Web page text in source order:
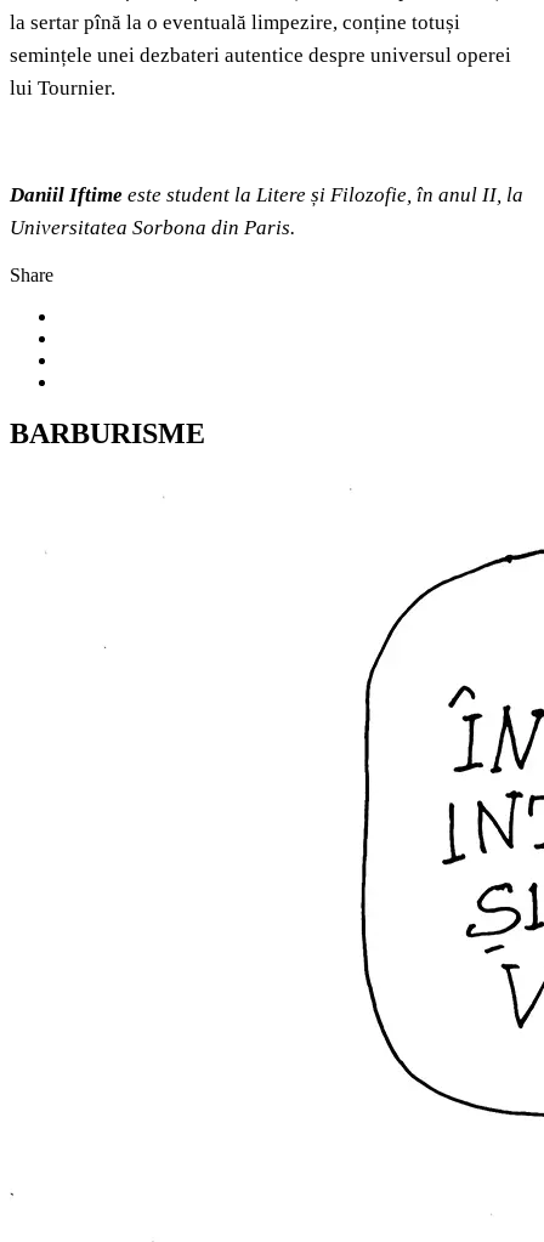
la sertar pînă la o eventuală limpezire, conține totuși
semințele unei dezbateri autentice despre universul operei
lui Tournier.
Daniil Iftime este student la Litere și Filozofie, în anul II, la
Universitatea Sorbona din Paris.
Share
BARBURISME